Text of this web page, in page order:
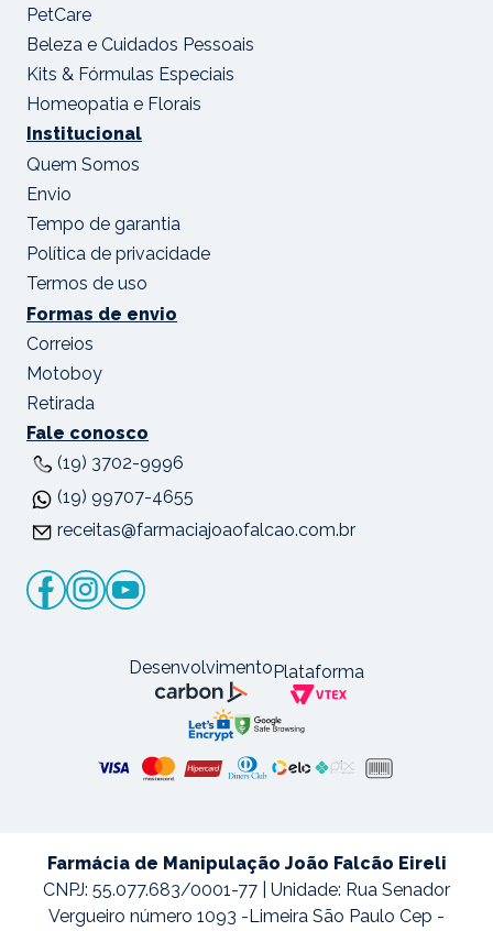
PetCare
Beleza e Cuidados Pessoais
Kits & Fórmulas Especiais
Homeopatia e Florais
Institucional
Quem Somos
Envio
Tempo de garantia
Política de privacidade
Termos de uso
Formas de envio
Correios
Motoboy
Retirada
Fale conosco
(19) 3702-9996
(19) 99707-4655
receitas@farmaciajoaofalcao.com.br
DesenvolvimentoPlataforma
Farmácia de Manipulação João Falcão Eireli
CNPJ: 55.077.683/0001-77 | Unidade: Rua Senador
Vergueiro número 1093 -Limeira São Paulo Cep -